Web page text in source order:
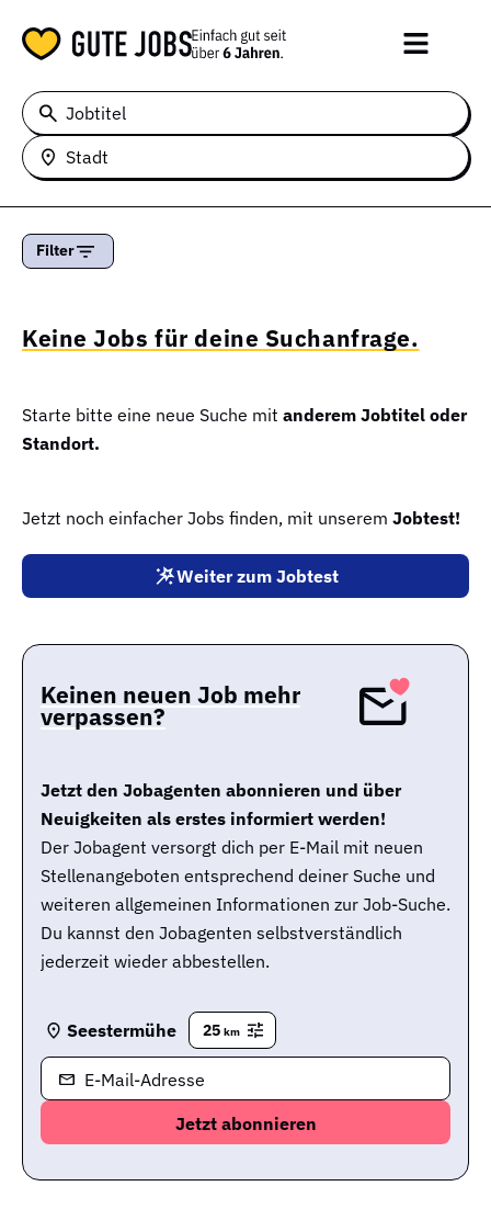
Jobtitel
Stadt
Filter
Keine Jobs für deine Suchanfrage.
Starte bitte eine neue Suche mit anderem Jobtitel oder
Standort.
Jetzt noch einfacher Jobs finden, mit unserem Jobtest!
Weiter zum Jobtest
Keinen neuen Job mehr
verpassen?
Jetzt den Jobagenten abonnieren und über
Neuigkeiten als erstes informiert werden!
Der Jobagent versorgt dich per E-Mail mit neuen
Stellenangeboten entsprechend deiner Suche und
weiteren allgemeinen Informationen zur Job-Suche.
Du kannst den Jobagenten selbstverständlich
jederzeit wieder abbestellen.
Seestermühe 25 km
E-Mail-Adresse